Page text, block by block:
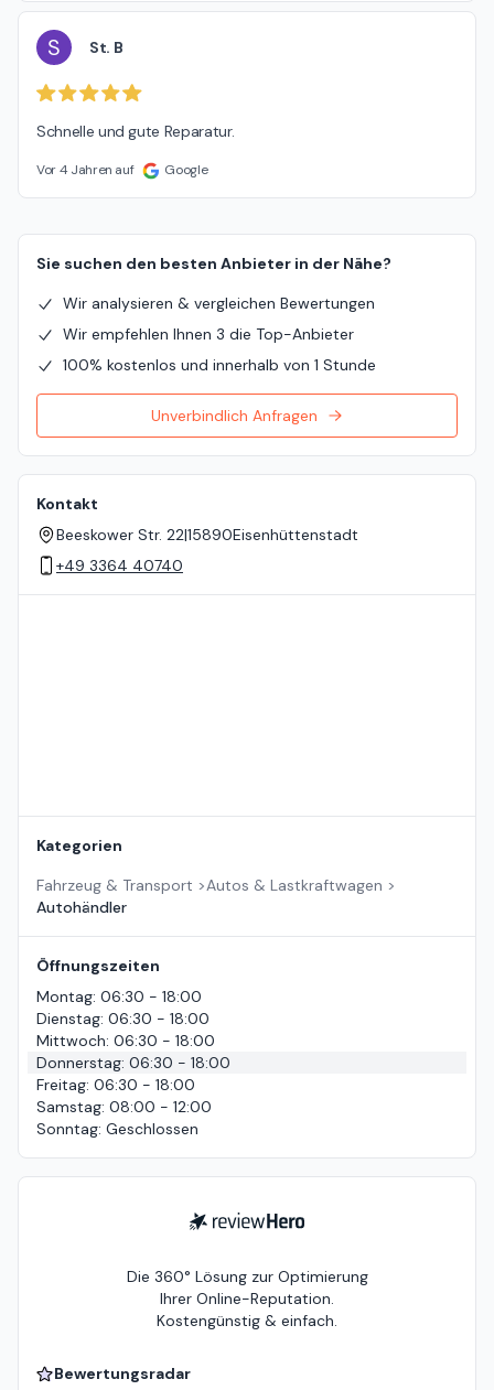
S St. B
Schnelle und gute Reparatur.
Vor 4 Jahren auf Google
Sie suchen den besten Anbieter in der Nähe?
Wir analysieren & vergleichen Bewertungen
Wir empfehlen Ihnen 3 die Top-Anbieter
100% kostenlos und innerhalb von 1 Stunde
Unverbindlich Anfragen
Kontakt
Beeskower Str. 22|15890Eisenhüttenstadt
+49 3364 40740
Kategorien
Fahrzeug & Transport >Autos & Lastkraftwagen >
Autohändler
Öffnungszeiten
Montag: 06:30 - 18:00
Dienstag: 06:30 - 18:00
Mittwoch: 06:30 - 18:00
Donnerstag: 06:30 - 18:00
Freitag: 06:30 - 18:00
Samstag: 08:00 - 12:00
Sonntag: Geschlossen
ReviewHero
Die 360° Lösung zur Optimierung
Ihrer Online-Reputation.
Kostengünstig & einfach.
Bewertungsradar